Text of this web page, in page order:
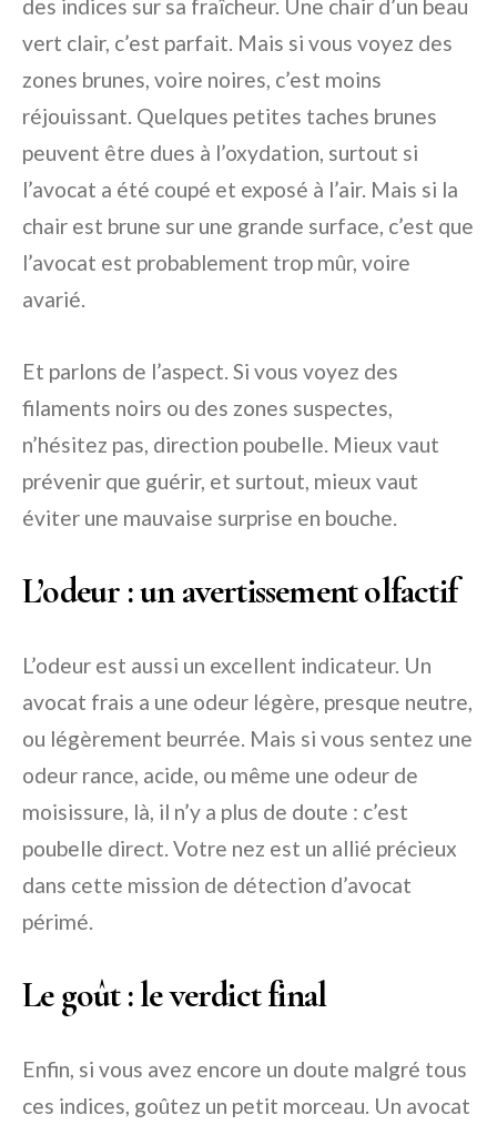
des indices sur sa fraîcheur. Une chair d’un beau
vert clair, c’est parfait. Mais si vous voyez des
zones brunes, voire noires, c’est moins
réjouissant. Quelques petites taches brunes
peuvent être dues à l’oxydation, surtout si
l’avocat a été coupé et exposé à l’air. Mais si la
chair est brune sur une grande surface, c’est que
l’avocat est probablement trop mûr, voire
avarié.
Et parlons de l’aspect. Si vous voyez des
filaments noirs ou des zones suspectes,
n’hésitez pas, direction poubelle. Mieux vaut
prévenir que guérir, et surtout, mieux vaut
éviter une mauvaise surprise en bouche.
L’odeur : un avertissement olfactif
L’odeur est aussi un excellent indicateur. Un
avocat frais a une odeur légère, presque neutre,
ou légèrement beurrée. Mais si vous sentez une
odeur rance, acide, ou même une odeur de
moisissure, là, il n’y a plus de doute : c’est
poubelle direct. Votre nez est un allié précieux
dans cette mission de détection d’avocat
périmé.
Le goût : le verdict final
Enfin, si vous avez encore un doute malgré tous
ces indices, goûtez un petit morceau. Un avocat